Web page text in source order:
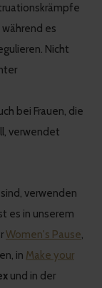
es
Nicht
bei Frauen, die
verwendet
verwenden
es in unserem
Women's Pause,
in Make your
und in der